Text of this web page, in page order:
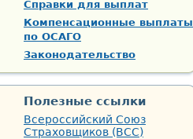
Справки для выплат
Компенсационные выплаты
по ОСАГО
Законодательство
Полезные ссылки
Всероссийский Союз
Страховщиков (ВСС)